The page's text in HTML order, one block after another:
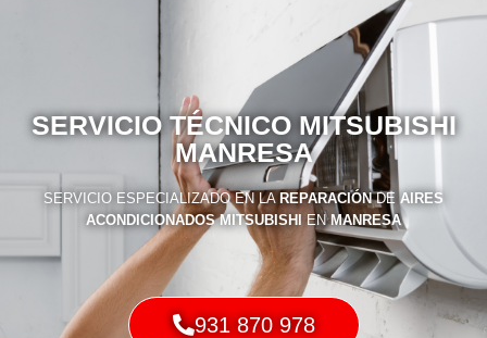
SERVICIO TÉCNICO MITSUBISHI
MANRESA
SERVICIO ESPECIALIZADO EN LA REPARACIÓNDEAIRES
ACONDICIONADOS MITSUBISHI
EN MANRESA
931 870 978